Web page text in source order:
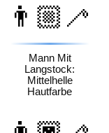
👨🏼‍🦯
Mann Mit
Langstock:
Mittelhelle
Hautfarbe